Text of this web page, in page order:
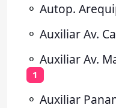
⚬ Autop.
⚬ Auxiliar Av.
⚬ Auxiliar Av.
1
⚬ Auxiliar